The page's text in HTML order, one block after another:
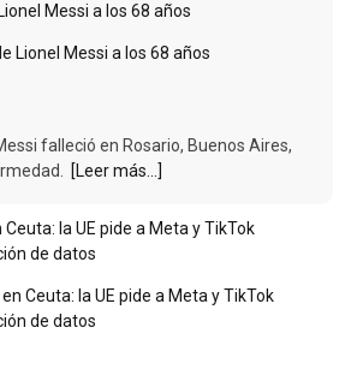
Messi a los 68 años
falleció en Rosario, Buenos Aires,
[Leer más...]
la UE pide a Meta y TikTok
de datos